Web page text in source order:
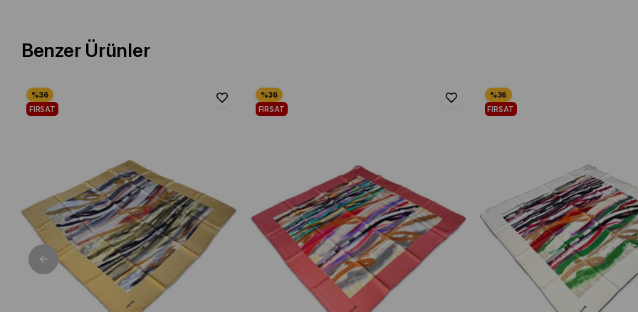
Benzer Ürünler
FIRSAT
FIRSAT
FIRSAT